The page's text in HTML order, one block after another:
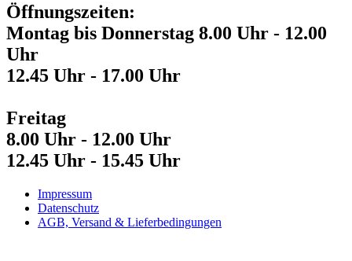
Öffnungszeiten:
Montag bis Donnerstag 8.00 Uhr - 12.00
Uhr
12.45 Uhr - 17.00 Uhr
Freitag
8.00 Uhr - 12.00 Uhr
12.45 Uhr - 15.45 Uhr
Impressum
Datenschutz
AGB, Versand & Lieferbedingungen